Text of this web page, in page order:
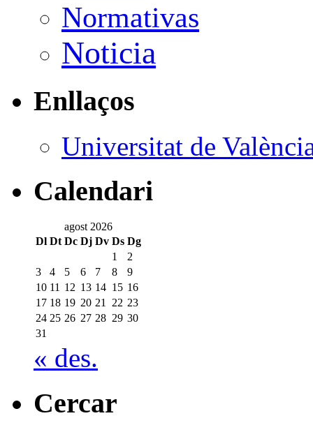
Normativas
Noticia
Enllaços
Universitat de
Calendari
agost 2026
Dl Dt Dc Dj Dv Ds Dg
1
2
3
4 5 6 7 8
9
10 11 12 13 14 15 16
17 18 19 20 21 22 23
24 25 26 27 28 29 30
31
« des.
Cercar